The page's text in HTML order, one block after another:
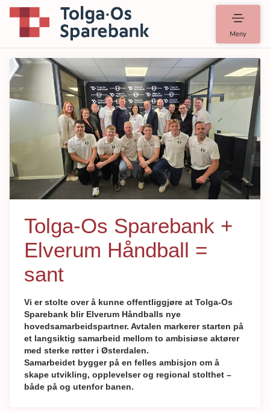
Meny
Tolga-Os Sparebank +
Elverum Håndball =
sant
Vi er stolte over å kunne offentliggjøre at Tolga-Os
Sparebank blir Elverum Håndballs nye
hovedsamarbeidspartner. Avtalen markerer starten på
et langsiktig samarbeid mellom to ambisiøse aktører
med sterke røtter i Østerdalen.
Samarbeidet bygger på en felles ambisjon om å
skape utvikling, opplevelser og regional stolthet –
både på og utenfor banen.